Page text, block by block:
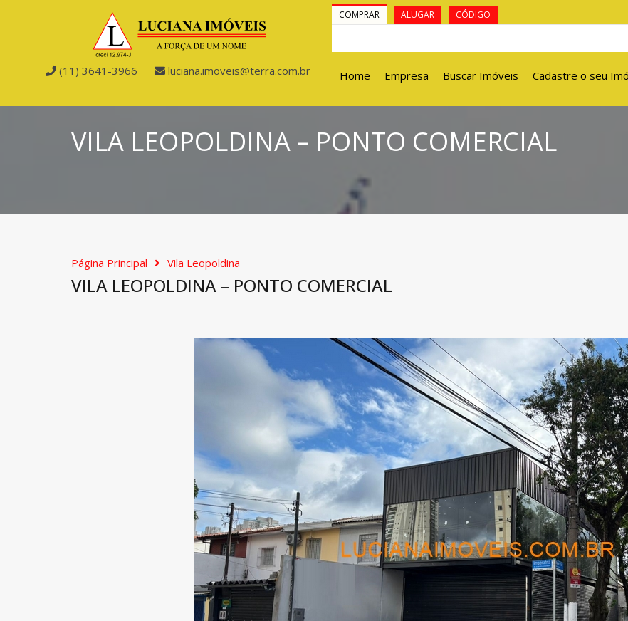
(11) 3641-3966 luciana.imoveis@terra.com.br
COMPRAR ALUGAR CÓDIGO
Home Empresa Buscar Imóveis Cadastre o seu
VILA LEOPOLDINA – PONTO COMERCIAL
Página Principal Vila Leopoldina
VILA LEOPOLDINA – PONTO COMERCIAL